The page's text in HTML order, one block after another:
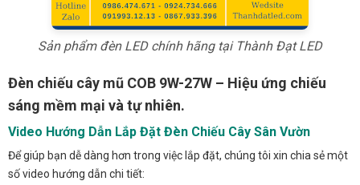
Sản phẩm đèn LED chính hãng tại Thành Đạt LED
Đèn chiếu cây mũ COB 9W-27W – Hiệu ứng chiếu
sáng mềm mại và tự nhiên.
Video Hướng Dẫn Lắp Đặt Đèn Chiếu Cây Sân Vườn
Để giúp bạn dễ dàng hơn trong việc lắp đặt, chúng tôi xin chia sẻ một
số video hướng dẫn chi tiết: